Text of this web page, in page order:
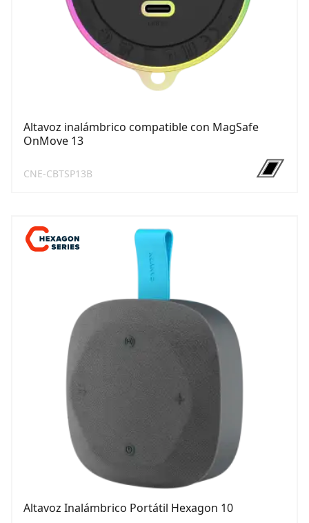
Altavoz inalámbrico compatible con MagSafe
OnMove 13
CNE-CBTSP13B
Altavoz Inalámbrico Portátil Hexagon 10